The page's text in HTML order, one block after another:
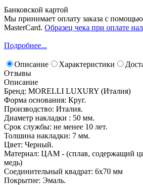
Банковской картой
Мы принимает оплату заказа с помощью
MasterCard. Образец чека при оплате
Подробнее...
Описание Характеристики
Отзывы
Описание
Бренд: MORELLI LUXURY (Италия)
Форма основания: Круг.
Производство: Италия.
Диаметр накладки : 50 мм.
Срок службы: не менее 10 лет.
Толшина накладки: 7 мм.
Цвет: Черный.
Материал: ЦАМ - (сплав, содержащий
медь)
Соединительный квадрат: 6x70 мм
Покрытие: Эмаль.